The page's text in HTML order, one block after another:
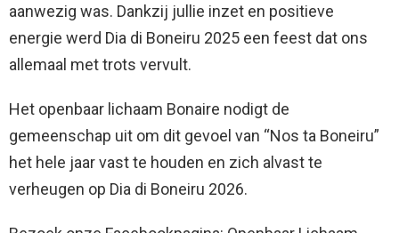
aanwezig was. Dankzij jullie inzet en positieve
energie werd Dia di Boneiru 2025 een feest dat ons
allemaal met trots vervult.
Het openbaar lichaam Bonaire nodigt de
gemeenschap uit om dit gevoel van “Nos ta Boneiru”
het hele jaar vast te houden en zich alvast te
verheugen op Dia di Boneiru 2026.